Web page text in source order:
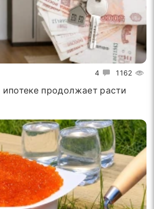
4 1162
продолжает расти